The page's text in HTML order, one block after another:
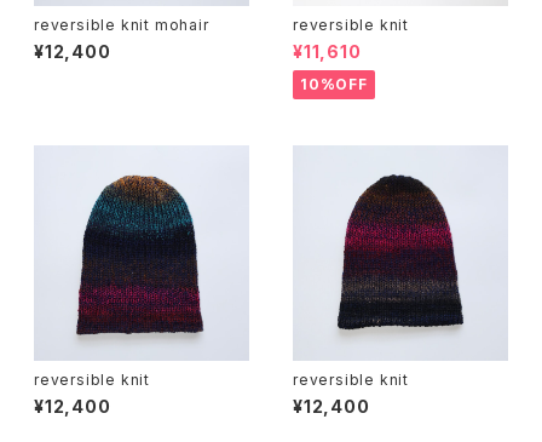
reversible knit mohair
¥12,400
reversible knit
¥11,610
10%OFF
reversible knit
¥12,400
reversible knit
¥12,400